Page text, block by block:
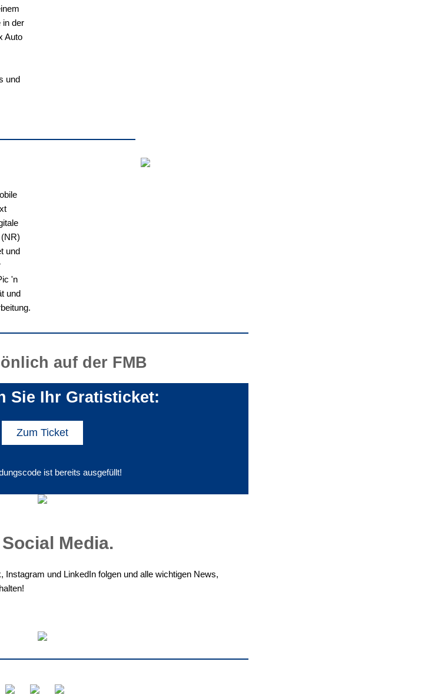
in der
Auto
und
und
'n
und
auf der FMB
Sie Ihr Gratisticket:
Zum Ticket
ist bereits ausgefüllt!
Media.
und LinkedIn folgen und alle wichtigen News,